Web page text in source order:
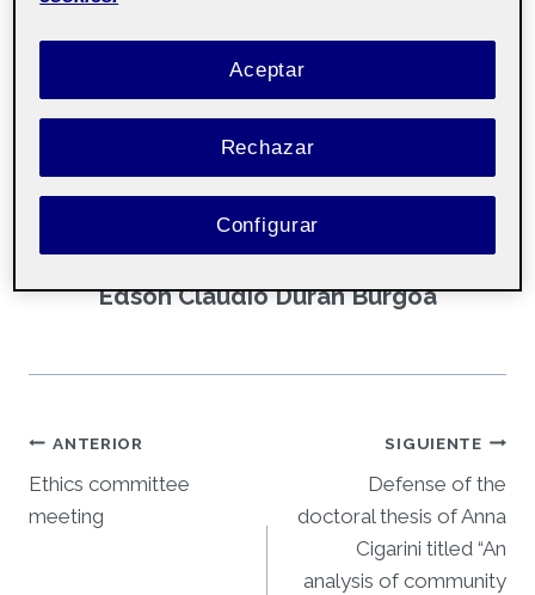
Training course
Edson Claudio Duran Burgoa
Navegación
de
ANTERIOR
Ethics committee
meeting
SIGUIENTE
Defense of the
doctoral thesis of Anna
Cigarini titled “An
analysis of community
Rechazar
Aceptar
Configurar